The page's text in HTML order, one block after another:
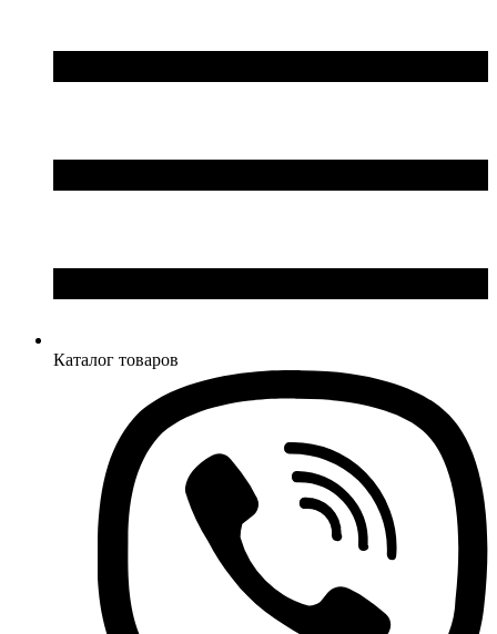
Каталог товаров